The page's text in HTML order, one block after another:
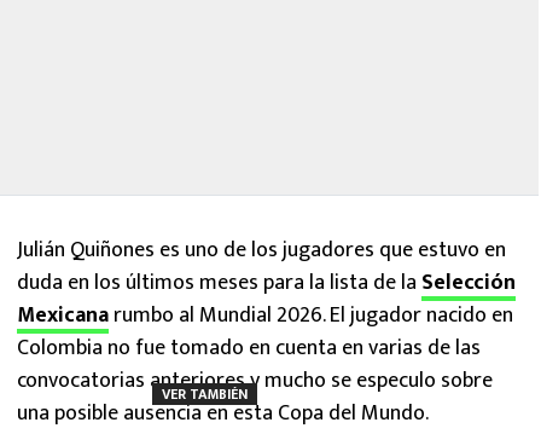
Julián Quiñones es uno de los jugadores que estuvo en
duda en los últimos meses para la lista de la Selección
Mexicanarumbo al Mundial 2026. El jugador nacido en
Colombia no fue tomado en cuenta en varias de las
convocatorias anteriores y mucho se especulo sobre
una posible ausencia en esta Copa del Mundo.
VER TAMBIÉN